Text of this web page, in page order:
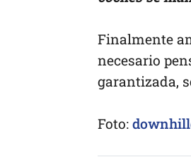
Finalmente
necesario
garantizada,
Foto: